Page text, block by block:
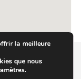
par
la meilleure
que nous